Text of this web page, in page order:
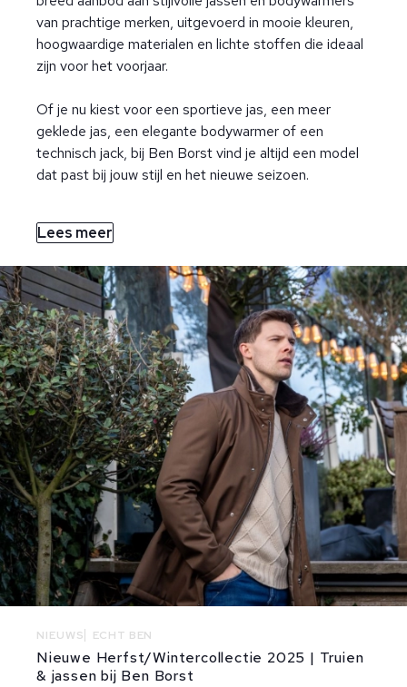
van prachtige merken, uitgevoerd in mooie kleuren,
hoogwaardige materialen en lichte stoffen die ideaal
zijn voor het voorjaar.
Of je nu kiest voor een sportieve jas, een meer
geklede jas, een elegante bodywarmer of een
technisch jack, bij Ben Borst vind je altijd een model
dat past bij jouw stijl en het nieuwe seizoen.
Lees meer
NIEUWS ECHT BEN
Nieuwe Herfst/Wintercollectie 2025 | Truien
& jassen bij Ben Borst